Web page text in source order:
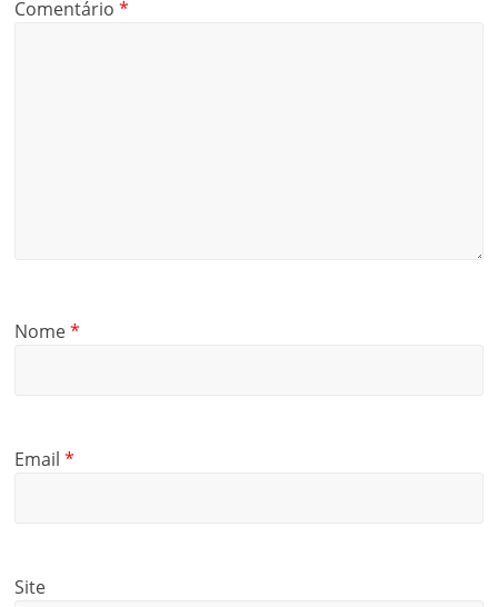
Comentário*
Nome*
Email*
Site